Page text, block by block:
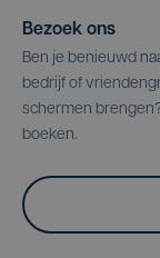
Bezoek ons
Ben je benieuwd
bedrijf of
schermen
boeken.